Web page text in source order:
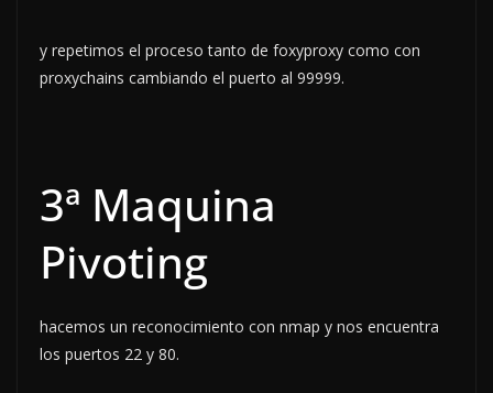
y repetimos el proceso tanto de foxyproxy como con
proxychains cambiando el puerto al 99999.
3ª Maquina
Pivoting
hacemos un reconocimiento con nmap y nos encuentra
los puertos 22 y 80.